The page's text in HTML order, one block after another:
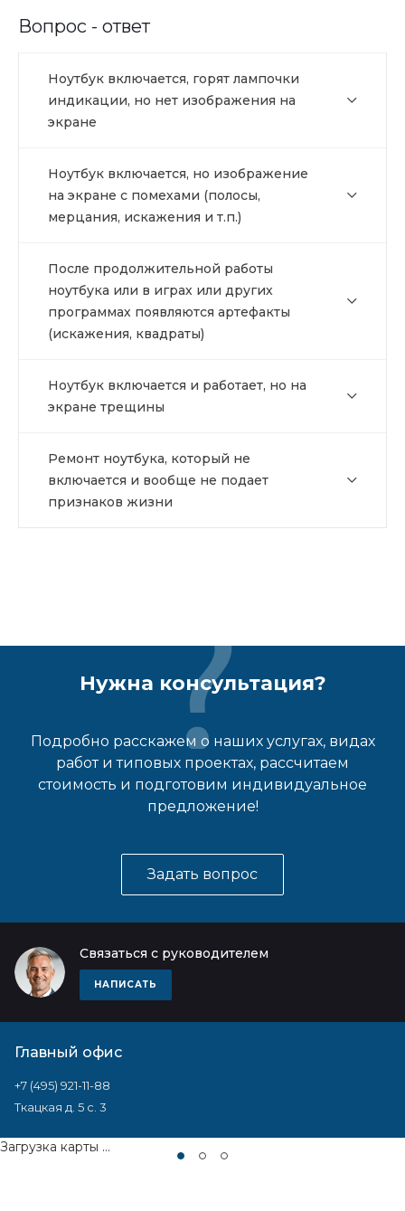
Вопрос - ответ
Ноутбук включается, горят лампочки
индикации, но нет изображения на
экране
Ноутбук включается, но изображение
на экране с помехами (полосы,
мерцания, искажения и т.п.)
После продолжительной работы
ноутбука или в играх или других
программах появляются артефакты
(искажения, квадраты)
Ноутбук включается и работает, но на
экране трещины
Ремонт ноутбука, который не
включается и вообще не подает
признаков жизни
Нужна консультация?
Подробно расскажем о наших услугах, видах
работ и типовых проектах, рассчитаем
стоимость и подготовим индивидуальное
предложение!
Задать вопрос
Связаться с руководителем
НАПИСАТЬ
Главный офис
+7 (495) 921-11-88
Ткацкая д. 5 с. 3
Загрузка карты ...